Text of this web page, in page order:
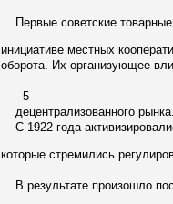
Первые советские
инициативе местных
оборота. Их организующее
- 5
децентрализованного рынка.
С 1922 года
которые стремились
В результате произошло